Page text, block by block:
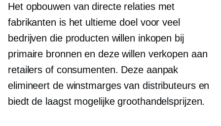
Het opbouwen van directe relaties met
fabrikanten is het ultieme doel voor veel
bedrijven die producten willen inkopen bij
primaire bronnen en deze willen verkopen aan
retailers of consumenten. Deze aanpak
elimineert de winstmarges van distributeurs en
biedt de laagst mogelijke groothandelsprijzen.